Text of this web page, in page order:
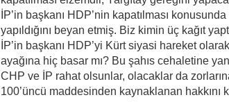
İP’in başkanı HDP’nin kapatılması
yapıldığını beyan etmiş. Biz kimin üç kağıt
İP’in başkanı HDP’yi Kürt siyasi hareket
ayağına hiç basar mı? Bu şahıs cehaletine
CHP ve İP rahat olsunlar, olacaklar da
100’üncü maddesinden kaynaklanan hakkını